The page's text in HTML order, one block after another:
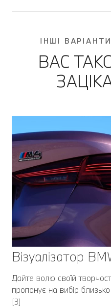
ІНШІ
ВАС
Візуалізатор
Дайте волю своїй
пропонує на вибір
[3]